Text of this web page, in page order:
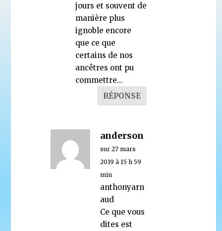
jours et souvent de
manière plus
ignoble encore
que ce que
certains de nos
ancêtres ont pu
commettre…
RÉPONSE
anderson
sur 27 mars
2019 à 15 h 59
min
anthonyarn
aud
Ce que vous
dites est